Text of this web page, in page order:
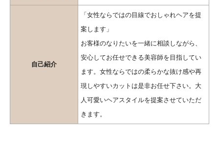
自己紹介
「女性ならではの目線でおしゃれヘアを提
案します」
お客様のなりたいを一緒に相談しながら、
安心してお任せできる美容師を目指してい
ます。女性ならではの柔らかな抜け感や再
現しやすいカットは是非お任せ下さい。大
人可愛いヘアスタイルを提案させていただ
きます。